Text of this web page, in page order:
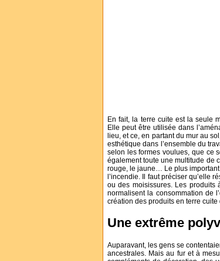
En fait, la terre cuite est la seule
Elle peut être utilisée dans
lieu, et ce, en partant du mur au
esthétique dans l’ensemble du
selon les formes voulues, que ce
également toute une multitude de
rouge, le jaune… Le plus
l’incendie. Il faut préciser qu’elle
ou des moisissures. Les produits
normalisent la consommation de
création des produits en terre
Une extrême
Auparavant, les gens se
ancestrales. Mais au fur et à